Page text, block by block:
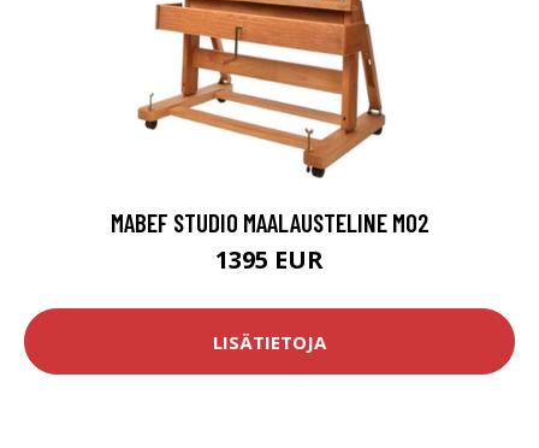
MABEF STUDIO MAALAUSTELINE M02
1395 EUR
LISÄTIETOJA